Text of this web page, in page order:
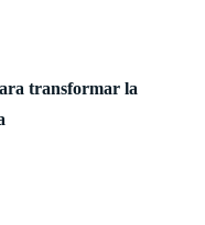
transformar la